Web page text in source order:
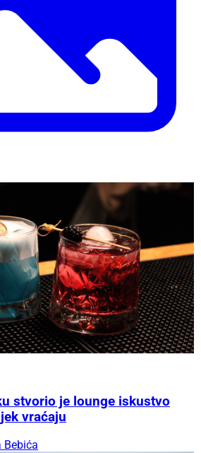
stvorio je lounge iskustvo
vraćaju
Bebića